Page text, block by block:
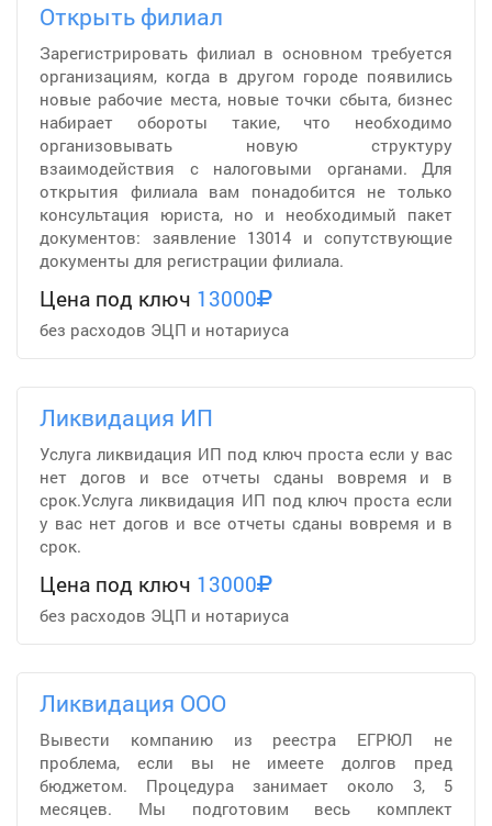
Открыть филиал
Зарегистрировать филиал в основном требуется
организациям, когда в другом городе появились
новые рабочие места, новые точки сбыта, бизнес
набирает обороты такие, что необходимо
организовывать новую структуру
взаимодействия с налоговыми органами. Для
открытия филиала вам понадобится не только
консультация юриста, но и необходимый пакет
документов: заявление 13014 и сопутствующие
документы для регистрации филиала.
Цена под ключ 13000
без расходов ЭЦП и нотариуса
Ликвидация ИП
Услуга ликвидация ИП под ключ проста если у вас
нет догов и все отчеты сданы вовремя и в
срок.Услуга ликвидация ИП под ключ проста если
у вас нет догов и все отчеты сданы вовремя и в
срок.
Цена под ключ 13000
без расходов ЭЦП и нотариуса
Ликвидация ООО
Вывести компанию из реестра ЕГРЮЛ не
проблема, если вы не имеете долгов пред
бюджетом. Процедура занимает около 3, 5
месяцев. Мы подготовим весь комплект